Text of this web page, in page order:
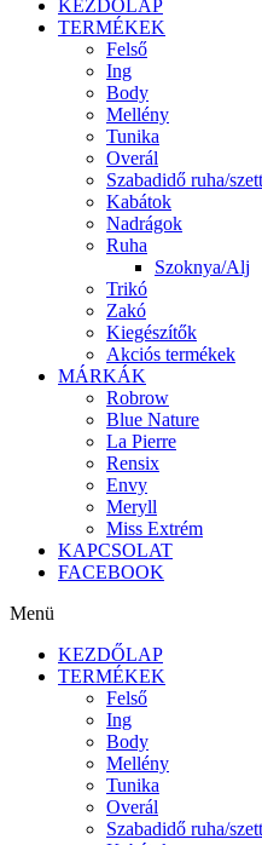
KEZDŐLAP
TERMÉKEK
Felső
Ing
Body
Mellény
Tunika
Overál
Szabadidő ruha/szett
Kabátok
Nadrágok
Ruha
Szoknya/Alj
Trikó
Zakó
Kiegészítők
Akciós termékek
MÁRKÁK
Robrow
Blue Nature
La Pierre
Rensix
Envy
Meryll
Miss Extrém
KAPCSOLAT
FACEBOOK
Menü
KEZDŐLAP
TERMÉKEK
Felső
Ing
Body
Mellény
Tunika
Overál
Szabadidő ruha/szett